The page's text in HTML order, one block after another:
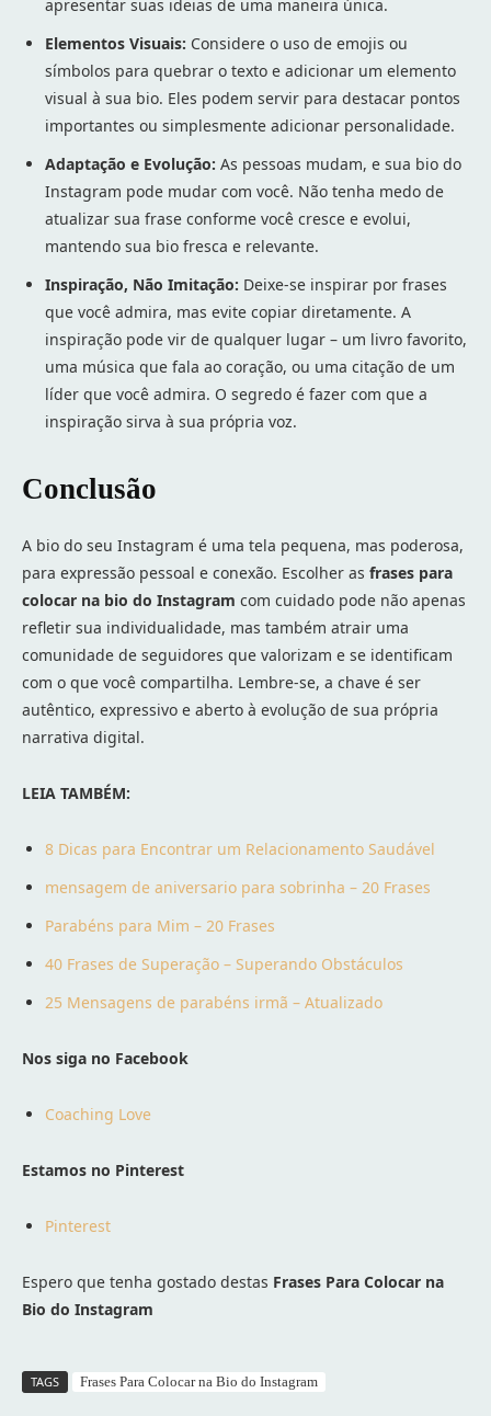
apresentar suas ideias de uma maneira única.
Elementos Visuais: Considere o uso de emojis ou
símbolos para quebrar o texto e adicionar um elemento
visual à sua bio. Eles podem servir para destacar pontos
importantes ou simplesmente adicionar personalidade.
Adaptação e Evolução: As pessoas mudam, e sua bio do
Instagram pode mudar com você. Não tenha medo de
atualizar sua frase conforme você cresce e evolui,
mantendo sua bio fresca e relevante.
Inspiração, Não Imitação: Deixe-se inspirar por frases
que você admira, mas evite copiar diretamente. A
inspiração pode vir de qualquer lugar – um livro favorito,
uma música que fala ao coração, ou uma citação de um
líder que você admira. O segredo é fazer com que a
inspiração sirva à sua própria voz.
Conclusão
A bio do seu Instagram é uma tela pequena, mas poderosa,
para expressão pessoal e conexão. Escolher as frases para
colocar na bio do Instagram com cuidado pode não apenas
refletir sua individualidade, mas também atrair uma
comunidade de seguidores que valorizam e se identificam
com o que você compartilha. Lembre-se, a chave é ser
autêntico, expressivo e aberto à evolução de sua própria
narrativa digital.
LEIA TAMBÉM:
8 Dicas para Encontrar um Relacionamento Saudável
mensagem de aniversario para sobrinha – 20 Frases
Parabéns para Mim – 20 Frases
40 Frases de Superação – Superando Obstáculos
25 Mensagens de parabéns irmã – Atualizado
Nos siga no Facebook
Coaching Love
Estamos no Pinterest
Pinterest
Espero que tenha gostado destas Frases Para Colocar na
Bio do Instagram
TAGS Frases Para Colocar na Bio do Instagram